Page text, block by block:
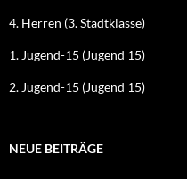
4. Herren (3. Stadtklasse)
1. Jugend-15 (Jugend 15)
2. Jugend-15 (Jugend 15)
NEUE BEITRÄGE